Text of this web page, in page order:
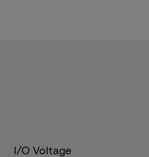
I/O Voltage